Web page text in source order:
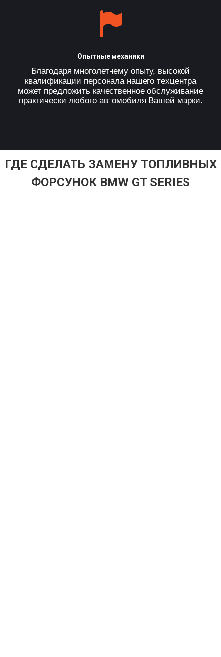
Опытные механики
Благодаря многолетнему опыту, высокой
квалификации персонала нашего техцентра
может предложить качественное обслуживание
практически любого автомобиля Вашей марки.
ГДЕ СДЕЛАТЬ ЗАМЕНУ ТОПЛИВНЫХ
ФОРСУНОК BMW GT SERIES